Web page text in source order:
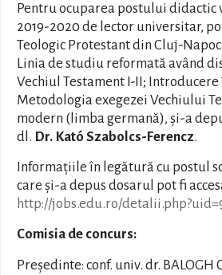
Pentru ocuparea postului
2019-2020 de lector universitar,
Teologic Protestant din Cluj-
Linia de studiu reformată având
Vechiul Testament I-II;
Metodologia exegezei Vechiului
modern (limba germană), și-a
dl. Dr. Kató Szabolcs-Ferencz.
Informațiile în legătură cu postul
care și-a depus dosarul pot fi
http://jobs.edu.ro/
Comisia de concurs:
Președinte: conf. univ. dr.